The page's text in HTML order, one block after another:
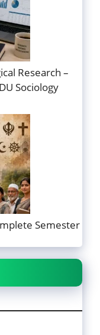
Research –
Sociology
Semester